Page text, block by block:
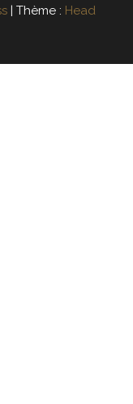
| Thème : Head